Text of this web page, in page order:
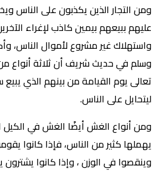
ومن التجار الذين يكذبون على الناس
عليهم ببيعهم بيمين كاذب لإغراء
واستهلاك غير مشروع لأموال الناس،
وسلم في حديث شريف أن ثلاثة أنواع من
تعالى يوم القيامة من بينهم الذي
ليتحايل على الناس.
ومن أنواع الغش أيضًا الغش في الكيل
يهملها كثير من الناس، فإذا كانوا
وينقصوا في الوزن ، وإذا كانوا يشترون